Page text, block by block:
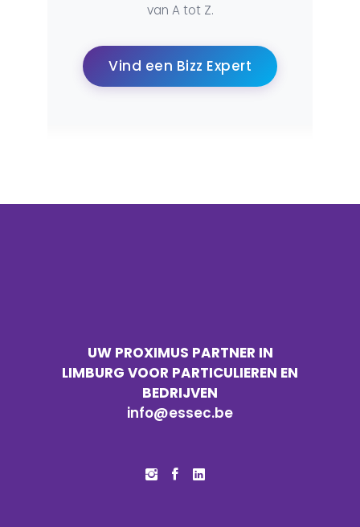
Vanaf € 3,94 /maand
Huur robuuste IP-telefoontoestellen (zoals
van A tot Z.
Vind een Bizz Expert
UW PROXIMUS PARTNER IN
LIMBURG VOOR PARTICULIEREN EN
BEDRIJVEN
info@essec.be